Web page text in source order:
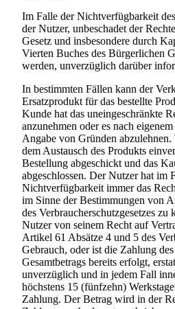
Im Falle der Nichtverfügbarkeit
der Nutzer, unbeschadet der
Gesetz und insbesondere durch
Vierten Buches des Bürgerlichen
werden, unverzüglich darüber
In bestimmten Fällen kann der
Ersatzprodukt für das bestellte
Kunde hat das uneingeschränkte
anzunehmen oder es nach
Angabe von Gründen
dem Austausch des Produkts
Bestellung abgeschickt und das
abgeschlossen. Der Nutzer hat im
Nichtverfügbarkeit immer das
im Sinne der Bestimmungen von
des Verbraucherschutzgesetzes
Nutzer von seinem Recht auf
Artikel 61 Absätze 4 und 5 des
Gebrauch, oder ist die Zahlung
Gesamtbetrags bereits erfolgt,
unverzüglich und in jedem Fall
höchstens 15 (fünfzehn)
Zahlung. Der Betrag wird in der